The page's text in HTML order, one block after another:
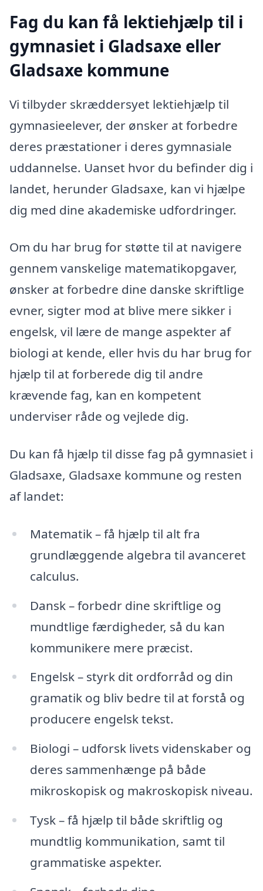
Fag du kan få lektiehjælp til i
gymnasiet i Gladsaxe eller
Gladsaxe kommune
Vi tilbyder skræddersyet lektiehjælp til
gymnasieelever, der ønsker at forbedre
deres præstationer i deres gymnasiale
uddannelse. Uanset hvor du befinder dig i
landet, herunder Gladsaxe, kan vi hjælpe
dig med dine akademiske udfordringer.
Om du har brug for støtte til at navigere
gennem vanskelige matematikopgaver,
ønsker at forbedre dine danske skriftlige
evner, sigter mod at blive mere sikker i
engelsk, vil lære de mange aspekter af
biologi at kende, eller hvis du har brug for
hjælp til at forberede dig til andre
krævende fag, kan en kompetent
underviser råde og vejlede dig.
Du kan få hjælp til disse fag på gymnasiet i
Gladsaxe, Gladsaxe kommune og resten
af landet:
Matematik – få hjælp til alt fra
grundlæggende algebra til avanceret
calculus.
Dansk – forbedr dine skriftlige og
mundtlige færdigheder, så du kan
kommunikere mere præcist.
Engelsk – styrk dit ordforråd og din
gramatik og bliv bedre til at forstå og
producere engelsk tekst.
Biologi – udforsk livets videnskaber og
deres sammenhænge på både
mikroskopisk og makroskopisk niveau.
Tysk – få hjælp til både skriftlig og
mundtlig kommunikation, samt til
grammatiske aspekter.